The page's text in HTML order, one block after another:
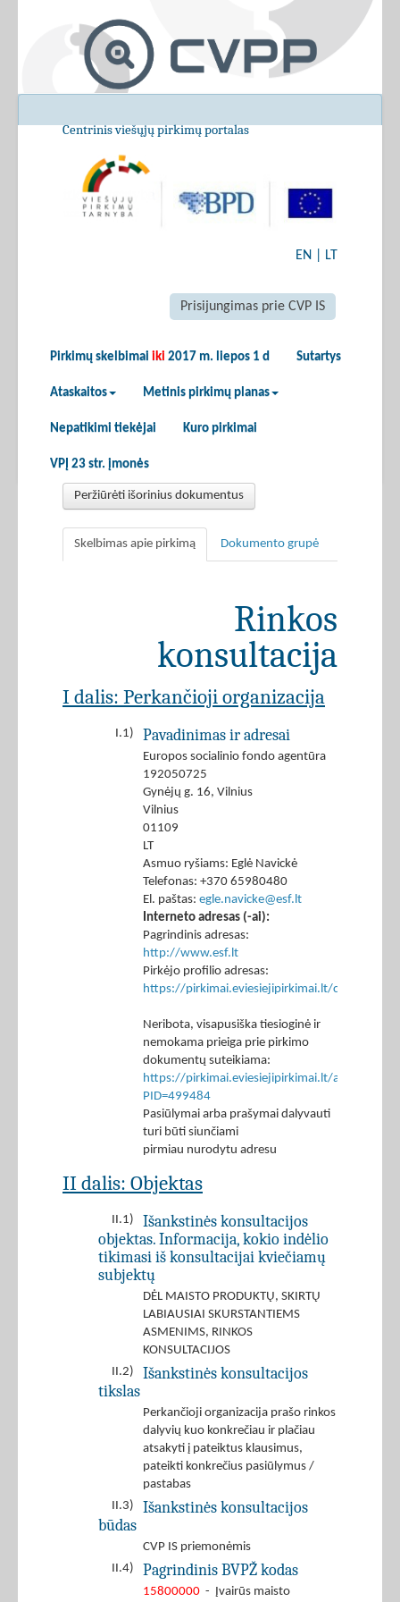
Centrinis viešųjų pirkimų portalas
EN LT
Prisijungimas prie CVP IS
Pirkimų skelbimai iki 2017 m. liepos 1 d Sutartys
Ataskaitos Metinis pirkimų planas
Nepatikimi tiekėjai Kuro pirkimai
VPĮ 23 str. įmonės
Peržiūrėti išorinius dokumentus
Skelbimas apie pirkimą Dokumento grupė
Rinkos
konsultacija
I dalis: Perkančioji organizacija
I.1) Pavadinimas ir adresai
Europos socialinio fondo agentūra
192050725
Gynėjų g. 16, Vilnius
Vilnius
01109
LT
Asmuo ryšiams: Eglė Navickė
Telefonas: +370 65980480
El. paštas: egle.navicke@esf.lt
Interneto adresas (-ai):
Pagrindinis adresas:
http://www.esf.lt
Pirkėjo profilio adresas:
https://pirkimai.eviesiejipirkimai.lt/ctm/
Neribota, visapusiška tiesioginė ir
nemokama prieiga prie pirkimo
dokumentų suteikiama:
https://pirkimai.eviesiejipirkimai.lt/app/rfq/
PID=499484
Pasiūlymai arba prašymai dalyvauti
turi būti siunčiami
pirmiau nurodytu adresu
II dalis: Objektas
II.1)
Išankstinės konsultacijos
objektas. Informacija, kokio indėlio
tikimasi iš konsultacijai kviečiamų
subjektų
DĖL MAISTO PRODUKTŲ, SKIRTŲ
LABIAUSIAI SKURSTANTIEMS
ASMENIMS, RINKOS
KONSULTACIJOS
II.2)
Išankstinės konsultacijos
tikslas
Perkančioji organizacija prašo rinkos
dalyvių kuo konkrečiau ir plačiau
atsakyti į pateiktus klausimus,
pateikti konkrečius pasiūlymus /
pastabas
II.3)
Išankstinės konsultacijos
būdas
CVP IS priemonėmis
II.4)
Pagrindinis BVPŽ kodas
15800000 - Įvairūs maisto